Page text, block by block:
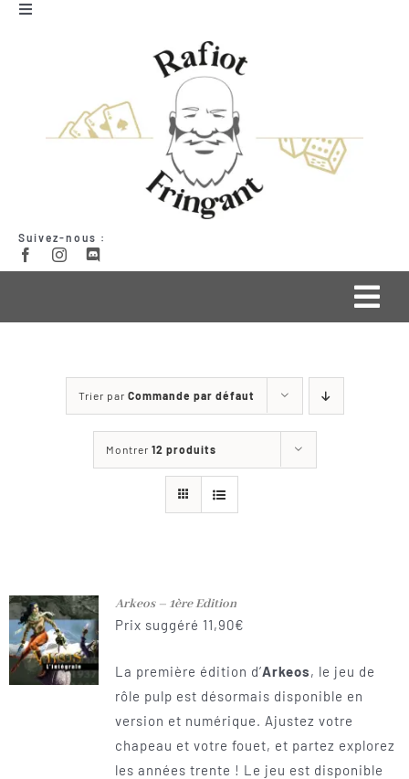
Passer
Suivez-nous :
Toggle
Les jeux
Contact
Trier par Commande par défaut
Montrer 12 produits
Arkeos – 1ère Edition
Prix suggéré 11,90€
La première édition d’Arkeos, le jeu de
rôle pulp est désormais disponible en
version et numérique. Ajustez votre
chapeau et votre fouet, et partez explorez
les années trente ! Le jeu est disponible